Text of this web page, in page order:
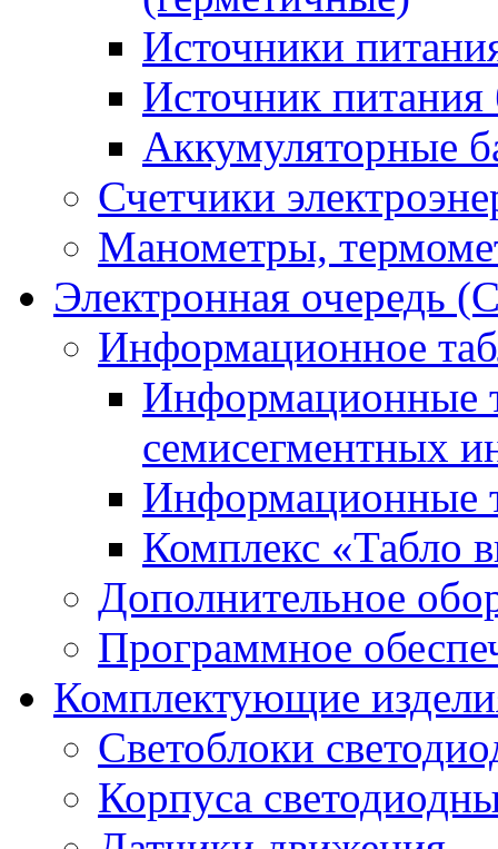
Источники
Источник
Аккумуляторные
Счетчики
Манометры,
Электронная очередь
Информационное
Информационные
семисегментных
Информационные
Комплекс «Табло
Дополнительное
Программное
Комплектующие
Светоблоки
Корпуса